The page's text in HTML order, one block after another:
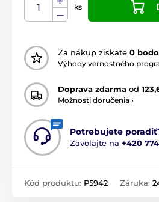
ks
Za nákup získate 0
Výhody vernostného
Doprava zdarma od
Možnosti doručenia ›
Potrebujete
Zavolajte na +420
Kód produktu: P5942 Záruka: